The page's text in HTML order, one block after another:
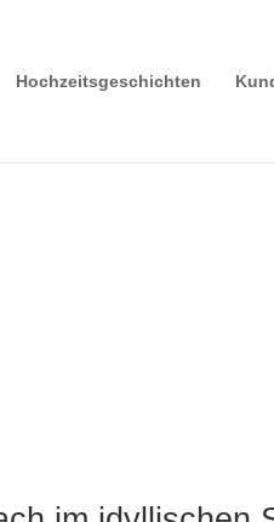
Hochzeitsgeschichten